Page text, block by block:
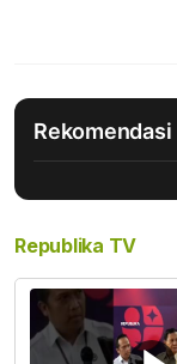
Rekomendasi
Republika TV